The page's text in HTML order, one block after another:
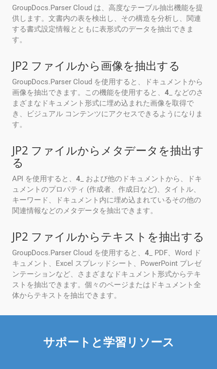
GroupDocs.Parser Cloud は、高度なテーブル抽出機能を提
供します。文書内の表を検出し、その構造を分析し、関連
する書式設定情報とともに表形式のデータを抽出できま
す。
JP2 ファイルから画像を抽出する
GroupDocs.Parser Cloud を使用すると、ドキュメントから
画像を抽出できます。この機能を使用すると、 4 _ などのさ
まざまなドキュメント形式に埋め込まれた画像を取得で
き、ビジュアル コンテンツにアクセスできるようになりま
す。
JP2 ファイルからメタデータを抽出す
る
API を使用すると、 4 _ および他のドキュメントから、ドキ
ュメントのプロパティ (作成者、作成日など)、タイトル、
キーワード、ドキュメント内に埋め込まれているその他の
関連情報などのメタデータを抽出できます。
JP2 ファイルからテキストを抽出する
GroupDocs.Parser Cloud を使用すると、 4 _ PDF、Word ド
キュメント、Excel スプレッドシート、PowerPoint プレゼ
ンテーションなど、さまざまなドキュメント形式からテキ
ストを抽出できます。個々のページまたはドキュメント全
体からテキストを抽出できます。
サポートと学習リソース